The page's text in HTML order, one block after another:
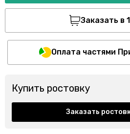
Заказать в
Оплата частями
Купить ростовку
Заказать